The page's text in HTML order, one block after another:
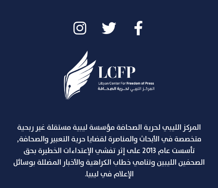
المركز الليبي لحرية الصحافة مؤسسة ليبية مستقلة غير ربحية
متخصصة في الأبحاث والمناصرة لقضايا حرية التعبير والصحافة,
تأسست عام 2013 على إثر تفشي الإعتداءات الخطيرة بحق
الصحفين الليبين وتنامي خطاب الكراهية والأخبار المضللة بوسائل
الإعلام في ليبيا.